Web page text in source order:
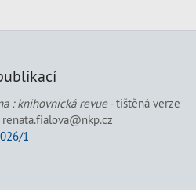
: knihovnická revue- tištěná verze
renata.fialova@nkp.cz
1